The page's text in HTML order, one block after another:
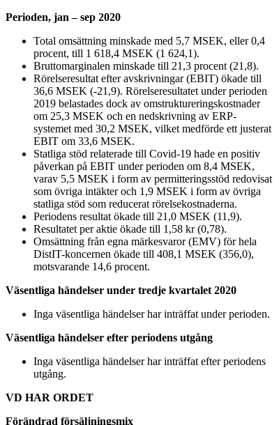
Perioden, jan – sep 2020
Total omsättning minskade med 5,7 MSEK, eller 0,4
procent, till 1 618,4 MSEK (1 624,1).
Bruttomarginalen minskade till 21,3 procent (21,8).
Rörelseresultat efter avskrivningar (EBIT) ökade till
36,6 MSEK (-21,9). Rörelseresultatet under perioden
2019 belastades dock av omstruktureringskostnader
om 25,3 MSEK och en nedskrivning av ERP-
systemet med 30,2 MSEK, vilket medförde ett justerat
EBIT om 33,6 MSEK.
Statliga stöd relaterade till Covid-19 hade en positiv
påverkan på EBIT under perioden om 8,4 MSEK,
varav 5,5 MSEK i form av permitteringsstöd redovisat
som övriga intäkter och 1,9 MSEK i form av övriga
statliga stöd som reducerat rörelsekostnaderna.
Periodens resultat ökade till 21,0 MSEK (11,9).
Resultatet per aktie ökade till 1,58 kr (0,78).
Omsättning från egna märkesvaror (EMV) för hela
DistIT-koncernen ökade till 408,1 MSEK (356,0),
motsvarande 14,6 procent.
Väsentliga händelser under tredje kvartalet 2020
Inga väsentliga händelser har inträffat under perioden.
Väsentliga händelser efter periodens utgång
Inga väsentliga händelser har inträffat efter periodens
utgång.
VD HAR ORDET
Förändrad försäljningsmix